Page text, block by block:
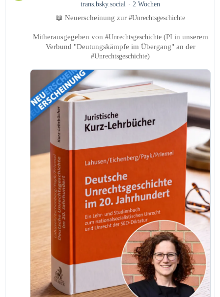
Conflicts.Meanings.Transitionstrans.bsky.social 2 Wochen
📖 Neuerscheinung zur #Unrechtsgeschichte
Mitherausgegeben von #Unrechtsgeschichte(PI in unserem
Verbund "Deutungskämpfe im Übergang" an der
#Unrechtsgeschichte)